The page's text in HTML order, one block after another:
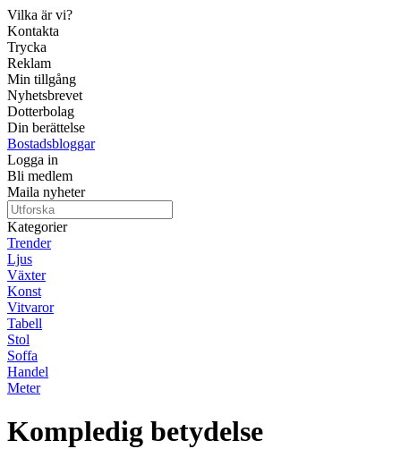
Vilka är vi?
Kontakta
Trycka
Reklam
Min tillgång
Nyhetsbrevet
Dotterbolag
Din berättelse
Bostadsbloggar
Logga in
Bli medlem
Maila nyheter
Kategorier
Trender
Ljus
Växter
Konst
Vitvaror
Tabell
Stol
Soffa
Handel
Meter
Kompledig betydelse